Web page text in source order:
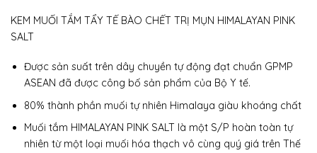
KEM MUỐI TẮM TẨY TẾ BÀO CHẾT TRỊ MỤN HIMALAYAN PINK
SALT
Được sản suất trên dây chuyền tự động đạt chuẩn GPMP
ASEAN đã được công bố sản phẩm của Bộ Y tế.
80% thành phần muối tự nhiên Himalaya giàu khoáng chất
Muối tắm HIMALAYAN PINK SALT là một S/P hoàn toàn tự
nhiên từ một loại muối hóa thạch vô cùng quý giá trên Thế